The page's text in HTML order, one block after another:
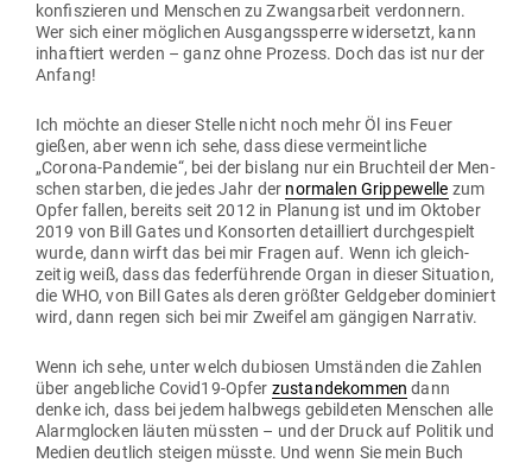
kon­fis­zieren und Men­schen zu Zwangs­arbeit ver­donnern.
Wer sich einer mög­lichen Aus­gangs­sperre wider­setzt, kann
inhaf­tiert werden – ganz ohne Prozess. Doch das ist nur der
Anfang!
Ich möchte an dieser Stelle nicht noch mehr Öl ins Feuer
gießen, aber wenn ich sehe, dass diese ver­meint­liche
„Corona-Pan­demie“, bei der bislang nur ein Bruchteil der Men­
schen starben, die jedes Jahr der nor­malen Grip­pe­welle zum
Opfer fallen, bereits seit 2012 in Planung ist und im Oktober
2019 von Bill Gates und Kon­sorten detail­liert durch­ge­spielt
wurde, dann wirft das bei mir Fragen auf. Wenn ich gleich­
zeitig weiß, dass das feder­füh­rende Organ in dieser Situation,
die WHO, von Bill Gates als deren größter Geld­geber domi­niert
wird, dann regen sich bei mir Zweifel am gän­gigen Narrativ.
Wenn ich sehe, unter welch dubiosen Umständen die Zahlen
über angeb­liche Covid19-Opfer zustan­de­kommen dann
denke ich, dass bei jedem halbwegs gebil­deten Men­schen alle
Alarm­glocken läuten müssten – und der Druck auf Politik und
Medien deutlich steigen müsste. Und wenn Sie mein Buch